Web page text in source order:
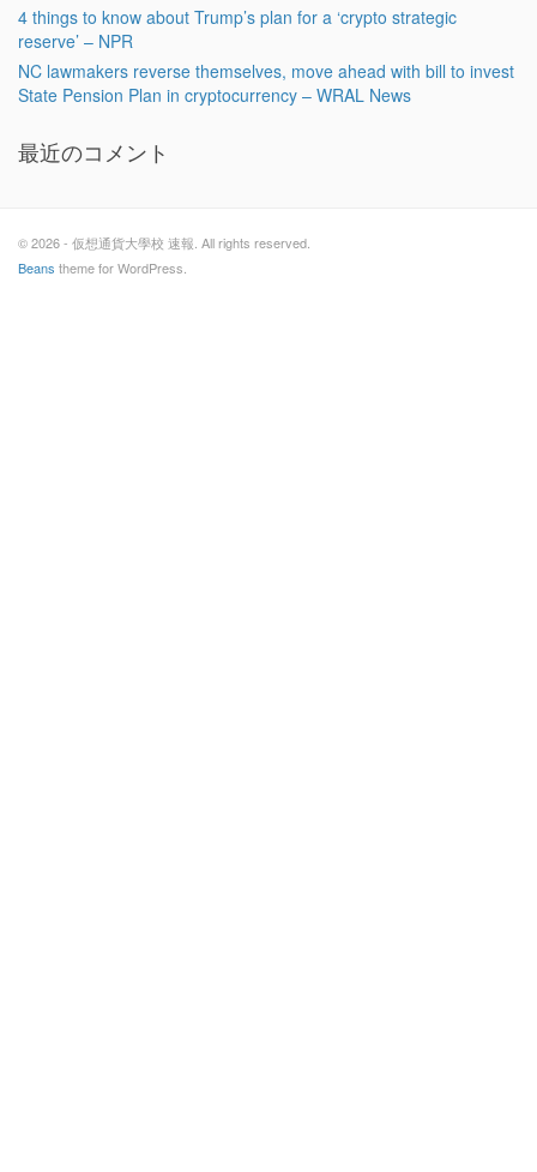
4 things to know about Trump’s plan for a ‘crypto strategic
reserve’ – NPR
NC lawmakers reverse themselves, move ahead with bill to invest
State Pension Plan in cryptocurrency – WRAL News
最近のコメント
© 2026 - 仮想通貨大學校 速報. All rights reserved.
Beans theme for WordPress.